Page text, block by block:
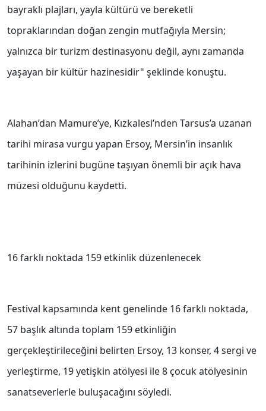
bayraklı plajları, yayla kültürü ve bereketli
topraklarından doğan zengin mutfağıyla Mersin;
yalnızca bir turizm destinasyonu değil, aynı zamanda
yaşayan bir kültür hazinesidir" şeklinde konuştu.
Alahan’dan Mamure’ye, Kızkalesi’nden Tarsus’a uzanan
tarihi mirasa vurgu yapan Ersoy, Mersin’in insanlık
tarihinin izlerini bugüne taşıyan önemli bir açık hava
müzesi olduğunu kaydetti.
16 farklı noktada 159 etkinlik düzenlenecek
Festival kapsamında kent genelinde 16 farklı noktada,
57 başlık altında toplam 159 etkinliğin
gerçekleştirileceğini belirten Ersoy, 13 konser, 4 sergi ve
yerleştirme, 19 yetişkin atölyesi ile 8 çocuk atölyesinin
sanatseverlerle buluşacağını söyledi.